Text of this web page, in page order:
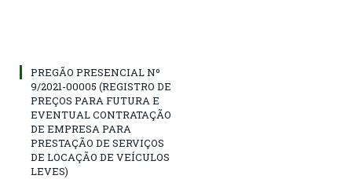
PREGÃO PRESENCIAL Nº
9/2021-00005 (REGISTRO DE
PREÇOS PARA FUTURA E
EVENTUAL CONTRATAÇÃO
DE EMPRESA PARA
PRESTAÇÃO DE SERVIÇOS
DE LOCAÇÃO DE VEÍCULOS
LEVES)